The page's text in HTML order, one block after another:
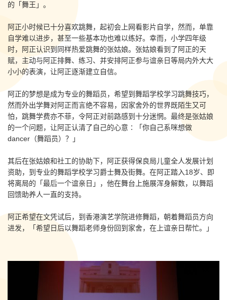
的「舞王」。
阿正小时候已十分喜欢跳舞，起初会上网看影片自学，然而，单靠
自学难以进步，甚至一些基本功也难以练好。幸而，小学四年级
时，阿正认识到同样热爱跳舞的张姑娘。张姑娘看到了阿正的天
赋，主动与阿正排舞、练习、并安排阿正参与谊亲日等局内外大大
小小的表演，让阿正逐渐建立自信。
阿正的梦想是成为专业的舞蹈员，希望到舞蹈学校学习跳舞技巧，
然而外出学舞对阿正而言绝不容易，因家舍外的世界既陌生又可
怕，跳舞学费亦不菲，令阿正对前路感到十分迷惘。最终是张姑娘
的一个问题，让阿正认清了自己的心意∶「你自己系咪想做
dancer（舞蹈员）？」
其后在张姑娘和社工的协助下，阿正获得保良局儿童全人发展计划
资助，到专业的舞蹈学校学习爵士舞及街舞。在阿正踏入18岁、即
将离局的「最后一个谊亲日」，他在舞台上施展浑身解数，以舞蹈
回馈助养人一直的支持。
阿正希望在文凭试后，到香港演艺学院进修舞蹈，朝着舞蹈员方向
进发，「希望日后以舞蹈老师身份回到家舍，在上谊亲日帮忙。」